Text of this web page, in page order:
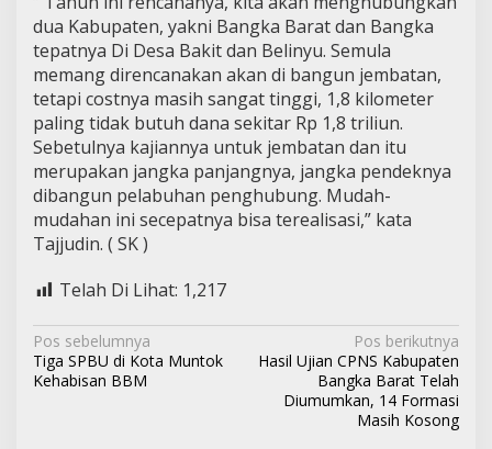
dua Kabupaten, yakni Bangka Barat dan Bangka
tepatnya Di Desa Bakit dan Belinyu. Semula
memang direncanakan akan di bangun jembatan,
tetapi costnya masih sangat tinggi, 1,8 kilometer
paling tidak butuh dana sekitar Rp 1,8 triliun.
Sebetulnya kajiannya untuk jembatan dan itu
merupakan jangka panjangnya, jangka pendeknya
dibangun pelabuhan penghubung. Mudah-
mudahan ini secepatnya bisa terealisasi,” kata
Tajjudin. ( SK )
Telah Di Lihat: 1,217
N
a
Pos sebelumnya
Tiga SPBU di Kota Muntok
Kehabisan BBM
Pos berikutnya
Hasil Ujian CPNS Kabupaten
Bangka Barat Telah
Diumumkan, 14 Formasi
Masih Kosong